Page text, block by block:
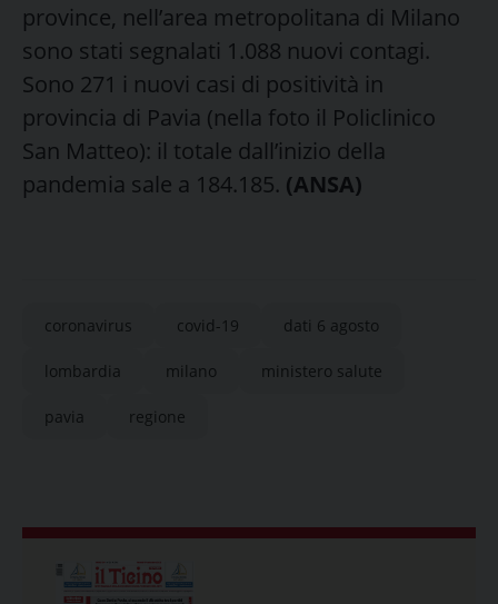
province, nell’area metropolitana di Milano
sono stati segnalati 1.088 nuovi contagi.
Sono 271 i nuovi casi di positività in
provincia di Pavia (nella foto il Policlinico
San Matteo): il totale dall’inizio della
pandemia sale a 184.185. (ANSA)
coronavirus covid-19 dati 6 agosto
lombardia milano ministero salute
pavia regione